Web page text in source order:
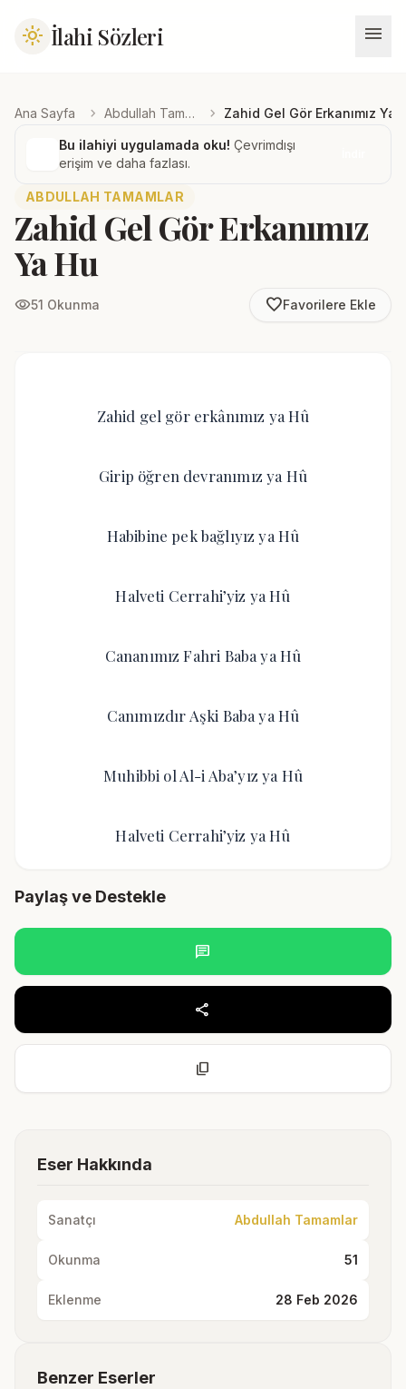
light_mode İlahi Sözleri menu
Ana Sayfa chevron_right Abdullah Tamamlar chevron_right Zahid Gel Gör Erkanımız Ya
Bu ilahiyi uygulamada oku! Çevrimdışı
erişim ve daha fazlası.
ABDULLAH TAMAMLAR
Zahid Gel Gör Erkanımız
Ya Hu
visibility51 Okunma favorite_borderFavorilere Ekle
Zahid gel gör erkânımız ya Hû
Girip öğren devranımız ya Hû
Habibine pek bağlıyız ya Hû
Halveti Cerrahi’yiz ya Hû
Cananımız Fahri Baba ya Hû
Canımızdır Aşki Baba ya Hû
Muhibbi ol Al-i Aba’yız ya Hû
Halveti Cerrahi’yiz ya Hû
Paylaş ve Destekle
chat
share
content_copy
Eser Hakkında
Sanatçı Abdullah Tamamlar
Okunma 51
Eklenme 28 Feb 2026
Benzer Eserler